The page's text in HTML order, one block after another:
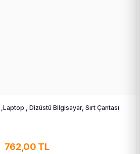
, Dizüstü Bilgisayar, Sırt Çantası
762,00 TL